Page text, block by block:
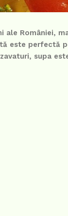
României,
este perfectă
supa